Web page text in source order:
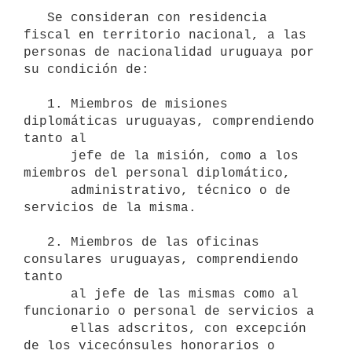
fiscal en territorio nacional, a las
personas de nacionalidad uruguaya por
su condición de:
diplomáticas uruguayas, comprendiendo
tanto al
miembros del personal diplomático,
servicios de la misma.
consulares uruguayas, comprendiendo
tanto
funcionario o personal de servicios a
de los vicecónsules honorarios o